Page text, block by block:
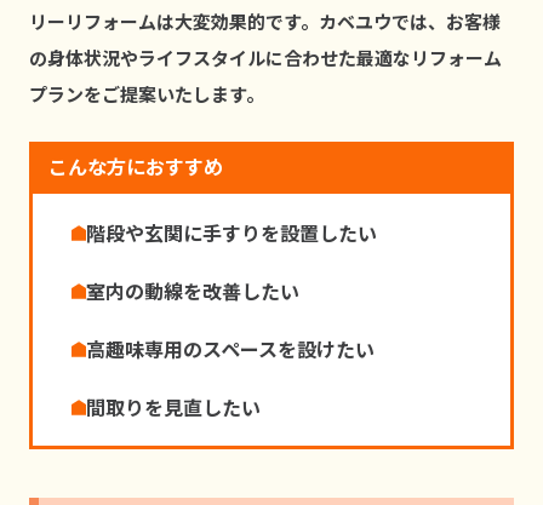
リーリフォームは⼤変効果的です。カベユウでは、お客様
の⾝体状況やライフスタイルに合わせた最適なリフォーム
プランをご提案いたします。
こんな方におすすめ
階段や⽞関に⼿すりを設置したい
室内の動線を改善したい
高趣味専⽤のスペースを設けたい
間取りを⾒直したい